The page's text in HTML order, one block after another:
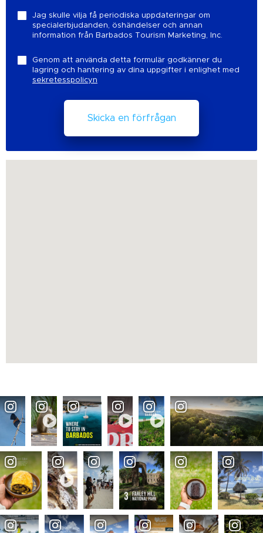
Jag skulle vilja få periodiska uppdateringar om
specialerbjudanden, öshändelser och annan
information från Barbados Tourism Marketing, Inc.
Genom att använda detta formulär godkänner du
lagring och hantering av dina uppgifter i enlighet med
sekretesspolicyn